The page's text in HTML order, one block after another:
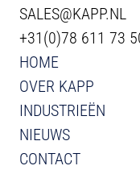
SALES@KAPP.NL
+31(0)78 611 73
HOME
OVER KAPP
INDUSTRIEËN
NIEUWS
CONTACT